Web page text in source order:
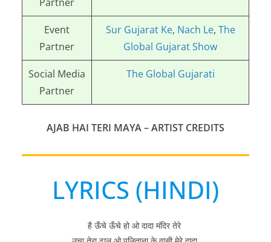
Event
Partner
Sur Gujarat Ke, Nach Le, The
Global Gujarat Show
Social Media
Partner
The Global Gujarati
AJAB HAI TERI MAYA – ARTIST CREDITS
LYRICS (HINDI)
है ऊँचे ऊँचे हो ओ दादा मंदिर तेरे